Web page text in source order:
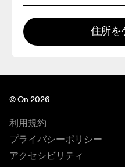
住所を
© On 2026
利用規約
プライバシーポリシー
アクセシビリティ